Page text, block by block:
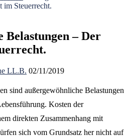
im Steuerrecht.
Belastungen – Der
LL.B. 02/11/2019
sind außergewöhnliche Belastungen
Kosten der
direkten Zusammenhang mit
sich vom Grundsatz her nicht auf